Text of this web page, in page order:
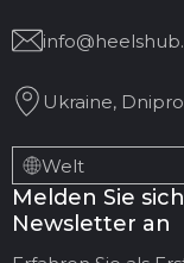
Titel der
Ihr Feedback:
Ukraine, Dnipro
Welt
Melden Sie
Newsletter an